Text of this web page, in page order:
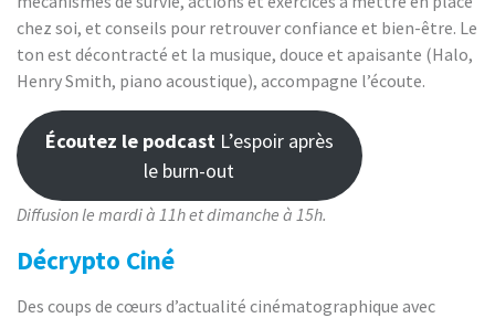
chez soi, et conseils pour retrouver confiance et bien-être. Le
ton est décontracté et la musique, douce et apaisante (Halo,
Henry Smith, piano acoustique), accompagne l’écoute.
Écoutez le podcast L’espoir après
le burn-out
Diffusionle mardi à 11h et dimanche à 15h.
Décrypto Ciné
Des coups de cœurs d’actualité cinématographique avec